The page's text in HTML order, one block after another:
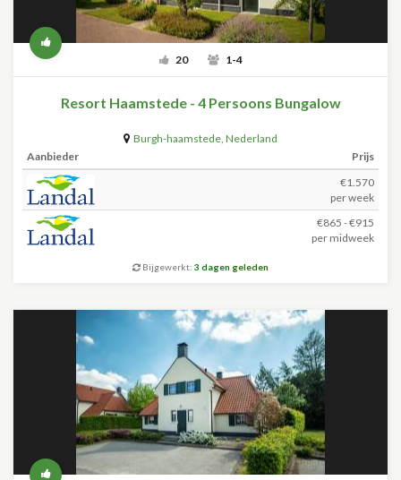
20 1-4
Resort Haamstede - 4 Persoons Bungalow
Burgh-haamstede, Nederland
Aanbieder
Prijs
€1.570
per week
€865 - €915
per midweek
Bijgewerkt: 3 dagen geleden